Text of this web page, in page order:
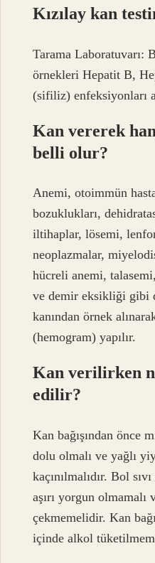
Kızılay kan
Tarama Laboratuvarı:
örnekleri Hepatit B,
(sifiliz) enfeksiyonları
Kan vererek
belli olur?
Anemi, otoimmün
bozuklukları,
iltihaplar, lösemi,
neoplazmalar,
hücreli anemi,
ve demir eksikliği gibi
kanından örnek
(hemogram) yapılır.
Kan verilirken
edilir?
Kan bağışından önce
dolu olmalı ve yağlı
kaçınılmalıdır. Bol
aşırı yorgun
çekmemelidir. Kan
içinde alkol